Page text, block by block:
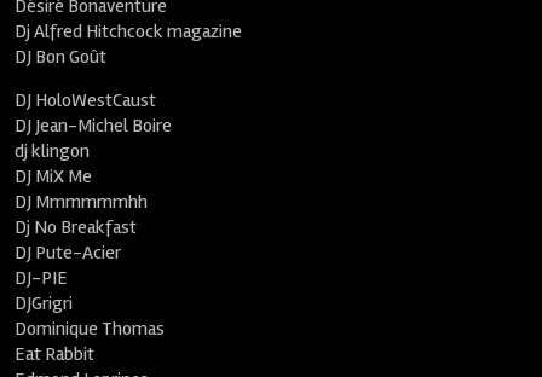
Désiré Bonaventure
Dj Alfred Hitchcock magazine
DJ Bon Goût
DJ HoloWestCaust
DJ Jean-Michel Boire
dj klingon
DJ MiX Me
DJ Mmmmmmhh
Dj No Breakfast
DJ Pute-Acier
DJ-PIE
DJGrigri
Dominique Thomas
Eat Rabbit